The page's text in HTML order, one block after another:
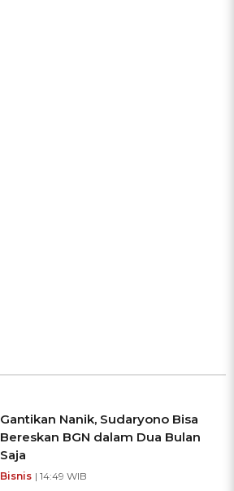
Gantikan Nanik, Sudaryono Bisa
Bereskan BGN dalam Dua Bulan
Saja
Bisnis | 14:49 WIB